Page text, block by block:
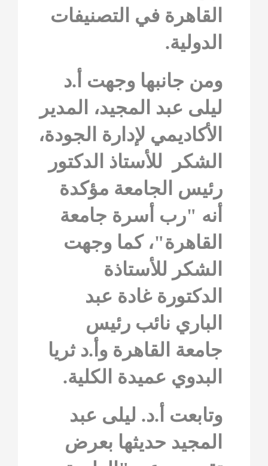
القاهرة في التصنيفات
الدولية.
ومن جانبها وجهت أ.د
ليلى عبد المجيد، المدير
الأكاديمي لإدارة الجودة،
الشكر للأستاذ الدكتور
رئيس الجامعة مؤكدة
أنه "رب أسرة جامعة
القاهرة"، كما وجهت
الشكر للأستاذة
الدكتورة غادة عبد
الباري نائب رئيس
جامعة القاهرة وأ.د ثريا
البدوي عميدة الكلية.
وتابعت أ.د. ليلى عبد
المجيد حديثها بعرض